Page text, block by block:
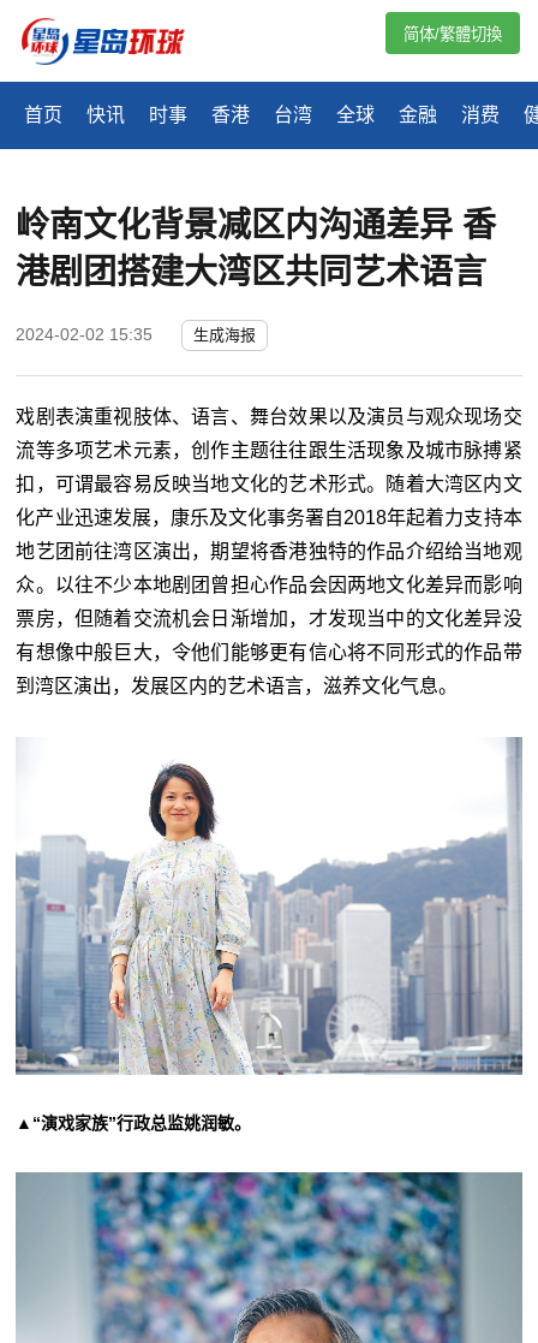
首页 快讯 时事 香港 台湾 全球 金融 消费
简体/繁體切換
岭南文化背景减区内沟通差异 香
港剧团搭建大湾区共同艺术语言
2024-02-02 15:35 生成海报
戏剧表演重视肢体、语言、舞台效果以及演员与观众现场交
流等多项艺术元素，创作主题往往跟生活现象及城市脉搏紧
扣，可谓最容易反映当地文化的艺术形式。随着大湾区内文
化产业迅速发展，康乐及文化事务署自2018年起着力支持本
地艺团前往湾区演出，期望将香港独特的作品介绍给当地观
众。以往不少本地剧团曾担心作品会因两地文化差异而影响
票房，但随着交流机会日渐增加，才发现当中的文化差异没
有想像中般巨大，令他们能够更有信心将不同形式的作品带
到湾区演出，发展区内的艺术语言，滋养文化气息。
▲“演戏家族”行政总监姚润敏。